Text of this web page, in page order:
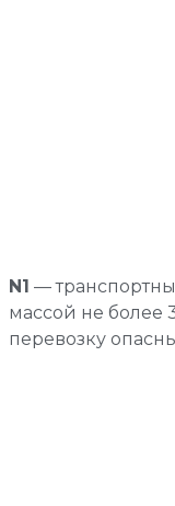
N1 —
массой не более
перевозку